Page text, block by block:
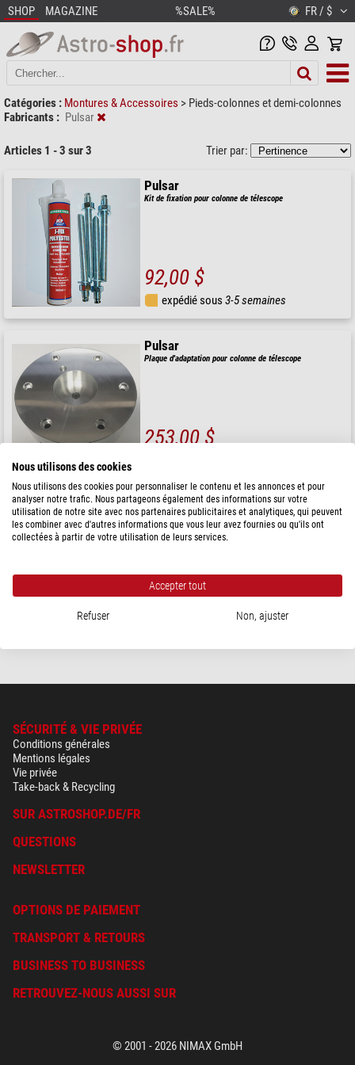
SHOP MAGAZINE %SALE% FR / $
Catégories : Montures & Accessoires > Pieds-colonnes et demi-colonnes
Fabricants : Pulsar
Articles 1 - 3 sur 3 Trier par:
Pulsar
Kit de fixation pour colonne de télescope
92,00 $
expédié sous3-5 semaines
Pulsar
Plaque d'adaptation pour colonne de télescope
253,00 $
Pulsar
Colonne pour télescope
1.160,00 $
3-5 semaines
SÉCURITÉ & VIE PRIVÉE
Conditions générales
Mentions légales
Vie privée
Take-back & Recycling
SUR ASTROSHOP.DE/FR
QUESTIONS
NEWSLETTER
OPTIONS DE PAIEMENT
TRANSPORT & RETOURS
BUSINESS TO BUSINESS
RETROUVEZ-NOUS AUSSI SUR
© 2001 - 2026 NIMAX GmbH
Nous utilisons des cookies
Nous utilisons des cookies pour personnaliser le contenu et les annonces et pour
analyser notre trafic. Nous partageons également des informations sur votre
utilisation de notre site avec nos partenaires publicitaires et analytiques, qui peuvent
les combiner avec d'autres informations que vous leur avez fournies ou qu'ils ont
collectées à partir de votre utilisation de leurs services.
Accepter tout
Refuser Non, ajuster